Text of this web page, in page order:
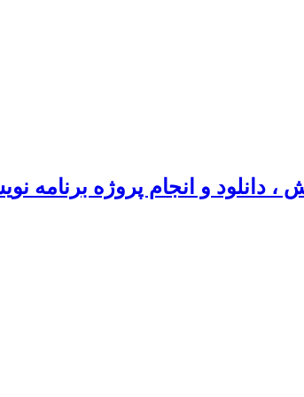
و انجام پروژه برنامه